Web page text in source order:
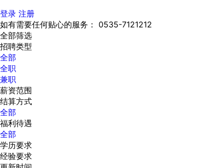
登录 注册
如有需要任何贴心的服务： 0535-7121212
全部筛选
招聘类型
全部
全职
兼职
薪资范围
结算方式
全部
福利待遇
全部
学历要求
经验要求